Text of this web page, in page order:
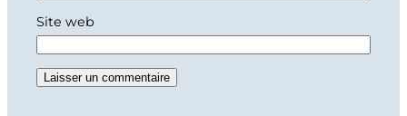
Site web